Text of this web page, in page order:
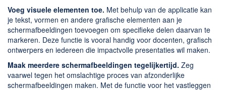
Voeg visuele elementen toe. Met behulp van de applicatie kan
je tekst, vormen en andere grafische elementen aan je
schermafbeeldingen toevoegen om specifieke delen daarvan te
markeren. Deze functie is vooral handig voor docenten, grafisch
ontwerpers en iedereen die impactvolle presentaties wil maken.
Maak meerdere schermafbeeldingen tegelijkertijd. Zeg
vaarwel tegen het omslachtige proces van afzonderlijke
schermafbeeldingen maken. Met de functie voor het vastleggen